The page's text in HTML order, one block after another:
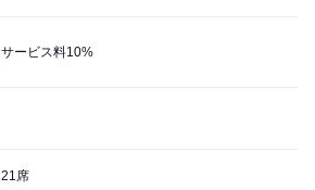
サービス料10%
21席